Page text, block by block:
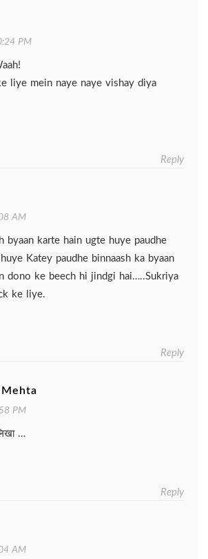
PM
liye mein naye naye vishay diya
Reply
AM
byaan karte hain ugte huye paudhe
Katey paudhe binnaash ka byaan
dono ke beech hi jindgi hai…..Sukriya
ke liye.
Reply
PM
…
Reply
AM